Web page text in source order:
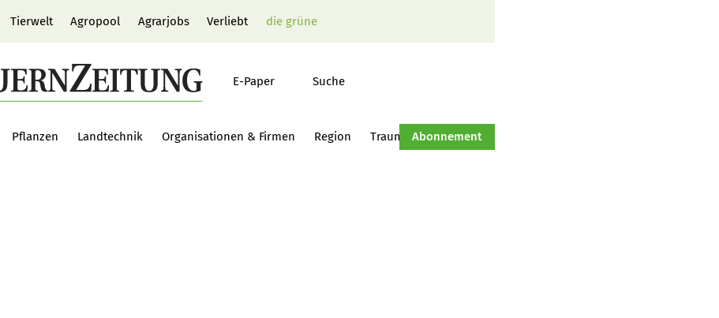
Tierwelt Agropool Agrarjobs Verliebt die grüne
E-Paper Suche
Pflanzen Landtechnik Organisationen & Firmen Region Traumtraktor Hof-Management
Abonnement